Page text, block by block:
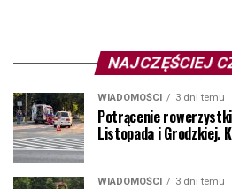
NAJCZĘŚCIEJ
WIADOMOŚCI 3 dni temu
Potrącenie
Listopada i Grodzkiej.
WIADOMOŚCI 3 dni temu